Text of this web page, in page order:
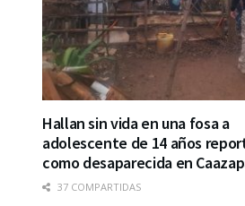
Hallan sin vida en una fosa a
adolescente de 14 años
como desaparecida en
37 COMPARTIDAS